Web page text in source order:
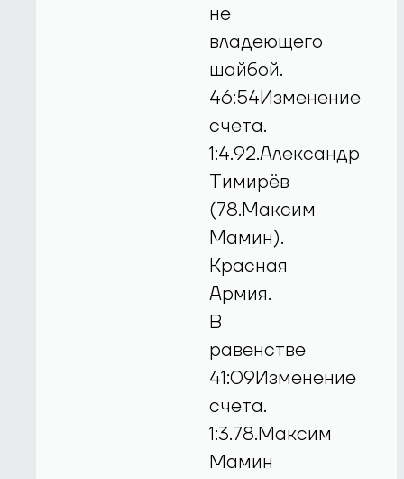
не
владеющего
шайбой.
46:54Изменение
счета.
1:4.92.Александр
Тимирёв
(78.Максим
Мамин).
Красная
Армия.
В
равенстве
41:09Изменение
счета.
1:3.78.Максим
Мамин